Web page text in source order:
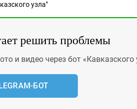
узла"
решить проблемы
и видео через бот «Кавказского
БОТ